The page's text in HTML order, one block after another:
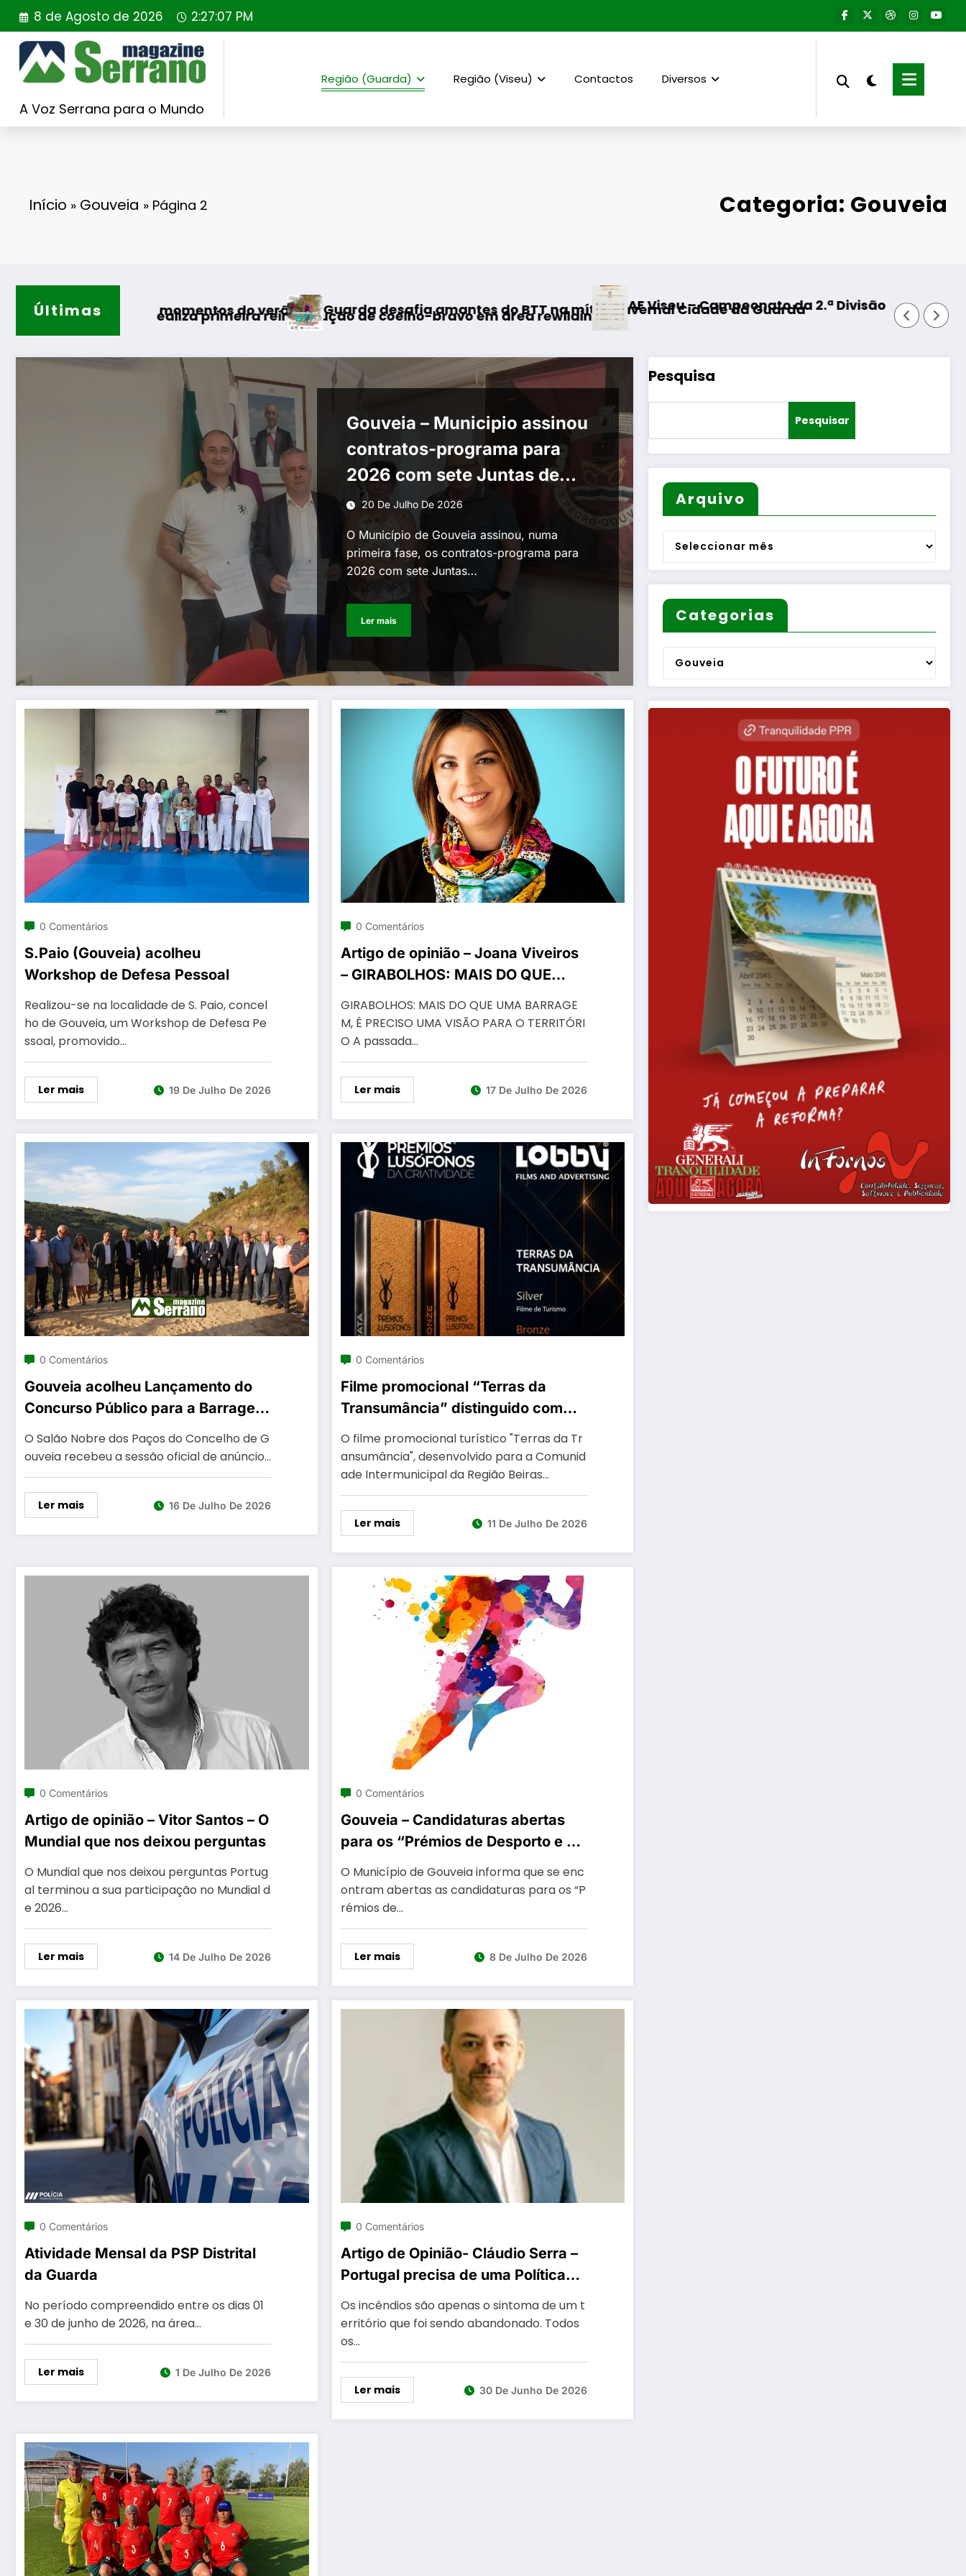
Saltar
para
conteúdo
8 de Agosto de 2026 2:27:08 PM
A Voz Serrana para o Mundo
Região (Guarda) Região (Viseu) Contactos Diversos
Início » Gouveia » Página 2 Categoria: Gouveia
Últimas
do verãoreintrodução de coelho-bravo em área rewilding
Guarda desafia amantes do BTT na mítica Invernal Cidade da GuardaAF Viseu – Campeonato da 2.ª Divisão Distrital – ISOJOFER sorteado
Fornos de Algodres – Momento
Gouveia – Municipio assinou
contratos-programa para
2026 com sete Juntas de
Freguesia
20 De Julho De 2026
O Município de Gouveia assinou, numa
primeira fase, os contratos-programa para
2026 com sete Juntas…
Ler mais
0 Comentários
S.Paio (Gouveia) acolheu
Workshop de Defesa Pessoal
Realizou-se na localidade de S. Paio, concel
ho de Gouveia, um Workshop de Defesa Pe
ssoal, promovido…
Ler mais 19 De Julho De 2026
0 Comentários
Artigo de opinião – Joana Viveiros
– GIRABOLHOS: MAIS DO QUE
VISÃO PARA O TERRITÓRIO
GIRABOLHOS: MAIS DO QUE UMA BARRAGE
M, É PRECISO UMA VISÃO PARA O TERRITÓRI
O A passada…
Ler mais 17 De Julho De 2026
0 Comentários
Gouveia acolheu Lançamento do
Concurso Público para a Barragem
de Girabolhos
O Salão Nobre dos Paços do Concelho de G
ouveia recebeu a sessão oficial de anúncio…
Ler mais 16 De Julho De 2026
0 Comentários
Filme promocional “Terras da
Transumância” distinguido com
Prata e Bronze nos Prémios
Lusófonos da Criatividade
O filme promocional turístico "Terras da Tr
ansumância", desenvolvido para a Comunid
ade Intermunicipal da Região Beiras…
Ler mais 11 De Julho De 2026
0 Comentários
Artigo de opinião – Vitor Santos – O
Mundial que nos deixou perguntas
O Mundial que nos deixou perguntas Portug
al terminou a sua participação no Mundial d
e 2026…
Ler mais 14 De Julho De 2026
0 Comentários
Gouveia – Candidaturas abertas
para os “Prémios de Desporto e de
Expressão Artística”
O Município de Gouveia informa que se enc
ontram abertas as candidaturas para os “P
rémios de…
Ler mais 8 De Julho De 2026
0 Comentários
Atividade Mensal da PSP Distrital
da Guarda
No período compreendido entre os dias 01
e 30 de junho de 2026, na área…
Ler mais 1 De Julho De 2026
0 Comentários
Artigo de Opinião- Cláudio Serra –
Portugal precisa de uma Política
Nacional de Permanência
Os incêndios são apenas o sintoma de um t
erritório que foi sendo abandonado. Todos
os…
Ler mais 30 De Junho De 2026
Pesquisa
Pesquisar
Arquivo
Arquivo
Categorias
Categorias